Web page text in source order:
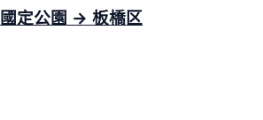
定公園 → 板橋区